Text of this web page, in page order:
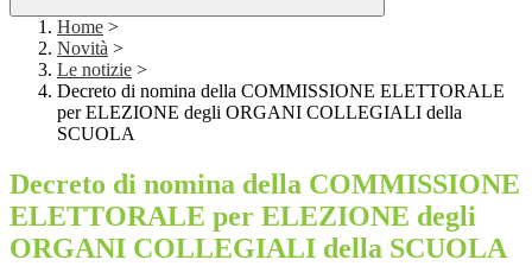
Home >
Novità >
Le notizie >
Decreto di nomina della COMMISSIONE ELETTORALE
per ELEZIONE degli ORGANI COLLEGIALI della
SCUOLA
Decreto di nomina della COMMISSIONE
ELETTORALE per ELEZIONE degli
ORGANI COLLEGIALI della SCUOLA